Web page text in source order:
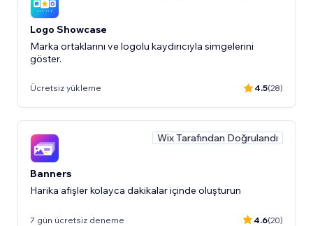
Logo Showcase
Marka ortaklarını ve logolu kaydırıcıyla simgelerini
göster.
Ücretsiz yükleme 4.5(28)
Wix Tarafından Doğrulandı
Banners
Harika afişler kolayca dakikalar içinde oluşturun
7 gün ücretsiz deneme 4.6(20)